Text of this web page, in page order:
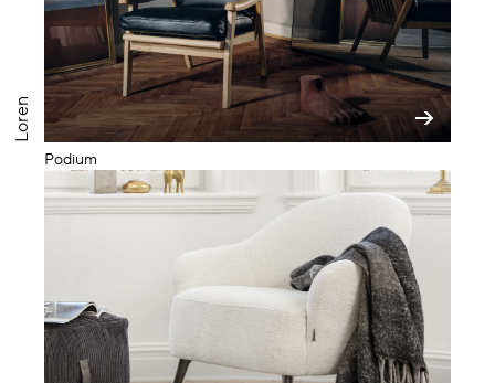
Loren
Podium